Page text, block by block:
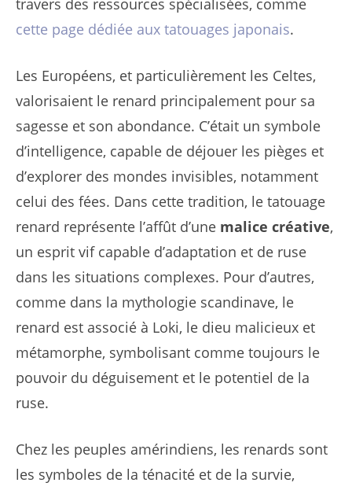
travers des ressources spécialisées, comme
cette page dédiée aux tatouages japonais.
Les Européens, et particulièrement les Celtes,
valorisaient le renard principalement pour sa
sagesse et son abondance. C’était un symbole
d’intelligence, capable de déjouer les pièges et
d’explorer des mondes invisibles, notamment
celui des fées. Dans cette tradition, le tatouage
renard représente l’affût d’une malice créative,
un esprit vif capable d’adaptation et de ruse
dans les situations complexes. Pour d’autres,
comme dans la mythologie scandinave, le
renard est associé à Loki, le dieu malicieux et
métamorphe, symbolisant comme toujours le
pouvoir du déguisement et le potentiel de la
ruse.
Chez les peuples amérindiens, les renards sont
les symboles de la ténacité et de la survie,